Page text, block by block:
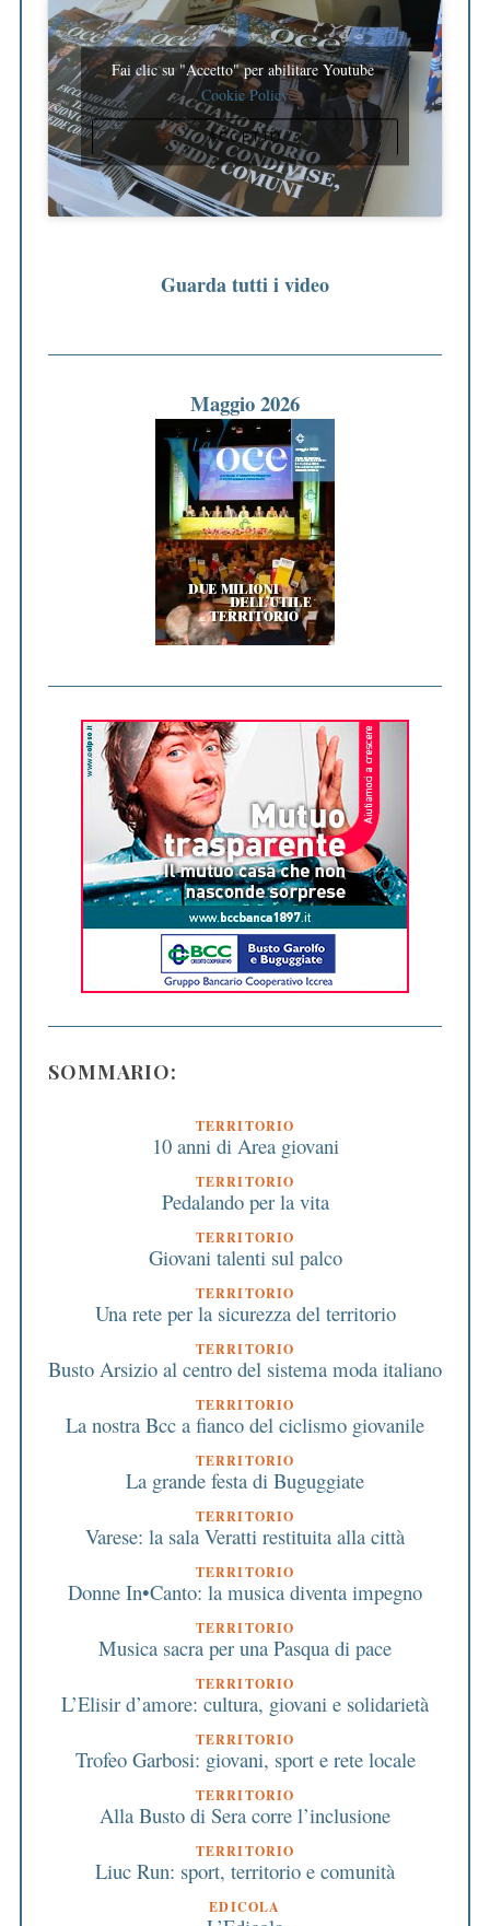
Fai clic su "Accetto" per abilitare Youtube
Cookie Policy
ACCETTO
Guarda tutti i video
Maggio 2026
SOMMARIO:
TERRITORIO
10 anni di Area giovani
TERRITORIO
Pedalando per la vita
TERRITORIO
Giovani talenti sul palco
TERRITORIO
Una rete per la sicurezza del territorio
TERRITORIO
Busto Arsizio al centro del sistema moda italiano
TERRITORIO
La nostra Bcc a fianco del ciclismo giovanile
TERRITORIO
La grande festa di Buguggiate
TERRITORIO
Varese: la sala Veratti restituita alla città
TERRITORIO
Donne In•Canto: la musica diventa impegno
TERRITORIO
Musica sacra per una Pasqua di pace
TERRITORIO
L’Elisir d’amore: cultura, giovani e solidarietà
TERRITORIO
Trofeo Garbosi: giovani, sport e rete locale
TERRITORIO
Alla Busto di Sera corre l’inclusione
TERRITORIO
Liuc Run: sport, territorio e comunità
EDICOLA